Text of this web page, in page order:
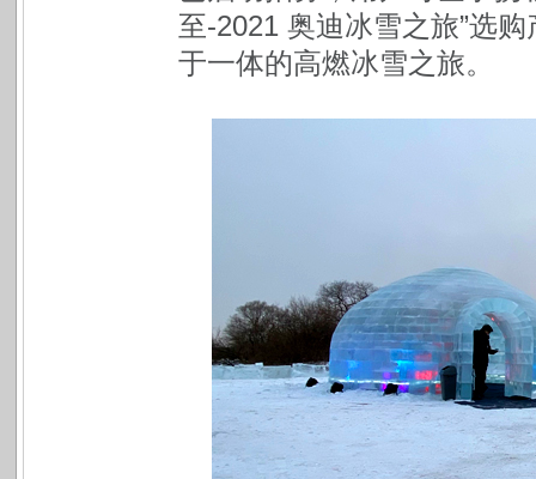
至-2021 奥迪冰雪之旅”选
于一体的高燃冰雪之旅。